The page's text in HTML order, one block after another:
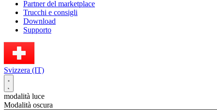
Partner del marketplace
Trucchi e consigli
Download
Supporto
Svizzera (IT)
modalità luce
Modalità oscura